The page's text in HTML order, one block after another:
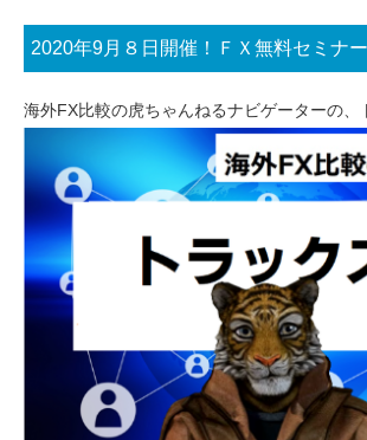
2020年9月８日開催！ＦＸ無料セミナ
海外FX比較の虎ちゃんねるナビゲーターの、